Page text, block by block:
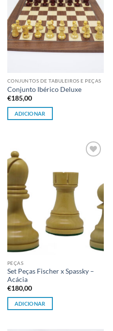
CONJUNTOS DE TABULEIROS E PEÇAS
Conjunto Ibérico Deluxe
€185,00
ADICIONAR
desejos
PEÇAS
Set Peças Fischer x Spassky –
Acácia
€180,00
ADICIONAR